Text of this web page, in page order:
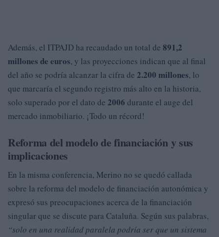
Además, el ITPAJD ha recaudado un total de 891,2
millones de euros, y las proyecciones indican que al final
del año se podría alcanzar la cifra de 2.200 millones, lo
que marcaría el segundo registro más alto en la historia,
solo superado por el dato de 2006 durante el auge del
mercado inmobiliario. ¡Todo un récord!
Reforma del modelo de financiación y sus
implicaciones
En la misma conferencia, Merino no se quedó callada
sobre la reforma del modelo de financiación autonómica y
expresó sus preocupaciones acerca de la financiación
singular que se discute para Cataluña. Según sus palabras,
“solo en una realidad paralela podría ser que un sistema